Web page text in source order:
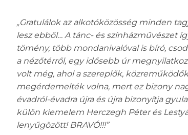
„Gratulálok az alkotóközösség minden
lesz ebből… A tánc- és színházművészet
tömény, több mondanivalóval is bíró,
a nézőtérről, egy idősebb úr
volt még, ahol a szereplők,
megérdemelték volna, mert ez bizony
évadról-évadra újra és újra bizonyítja
külön kiemelem Herczegh Péter és
lenyűgözött! BRAVÓ!!!”